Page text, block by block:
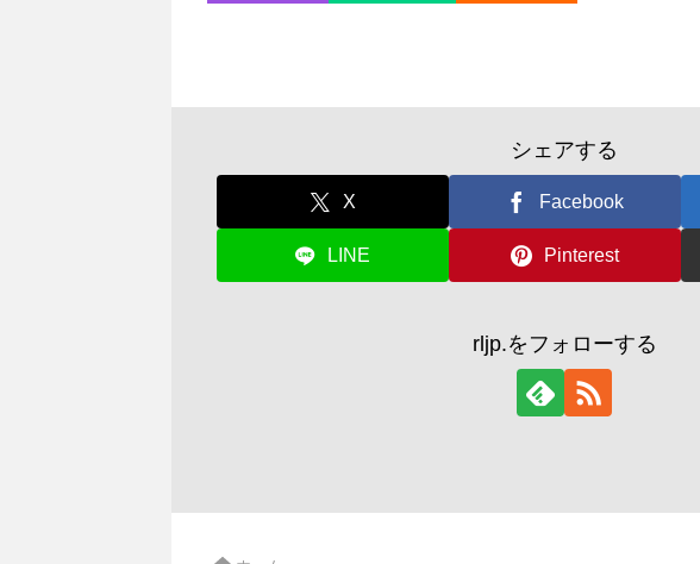
シェアする
X Facebook
LINE Pinterest
rljp.をフォローする